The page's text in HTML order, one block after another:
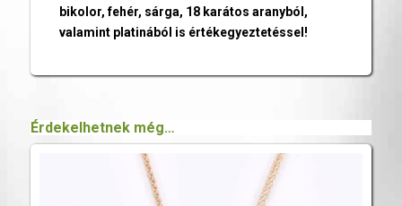
bikolor, fehér, sárga, 18 karátos aranyból,
valamint platinából is értékegyeztetéssel!
Érdekelhetnek még…